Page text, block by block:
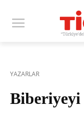
YAZARLAR
Biberiyeyi